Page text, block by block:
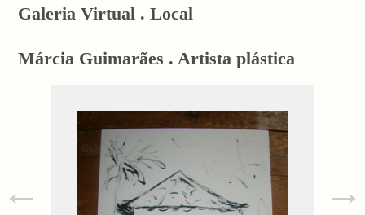
Galeria Virtual . Local
Márcia Guimarães . Artista plástica
← →